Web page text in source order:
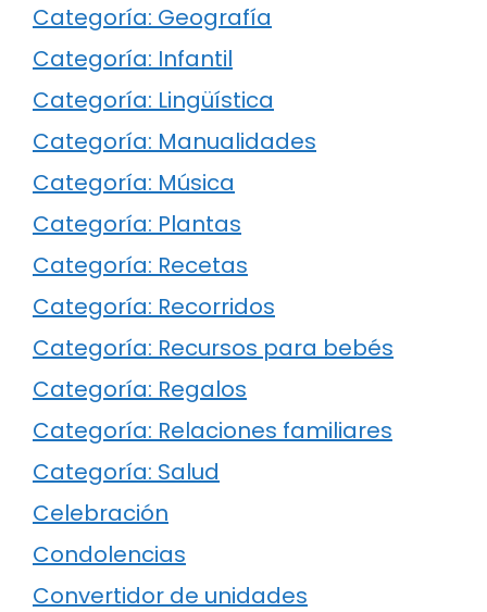
Categoría: Geografía
Categoría: Infantil
Categoría: Lingüística
Categoría: Manualidades
Categoría: Música
Categoría: Plantas
Categoría: Recetas
Categoría: Recorridos
Categoría: Recursos para bebés
Categoría: Regalos
Categoría: Relaciones familiares
Categoría: Salud
Celebración
Condolencias
Convertidor de unidades